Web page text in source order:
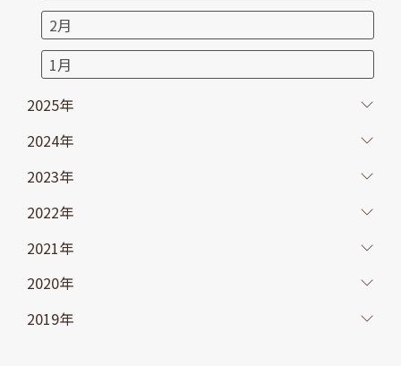
2月
1月
2025年
2024年
2023年
2022年
2021年
2020年
2019年